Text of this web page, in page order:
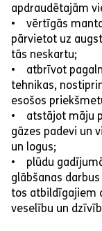
apdraudētajām
• vērtīgās
pārvietot uz
tās neskartu;
• atbrīvot
tehnikas,
esošos
• atstājot māju
gāzes padevi un
un logus;
• plūdu
glābšanas
tos atbildīgajiem
veselību un